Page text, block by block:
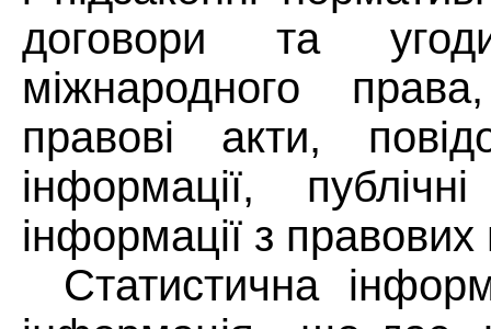
договори та
міжнародного
правові акти,
інформації,
інформації з
Статистична